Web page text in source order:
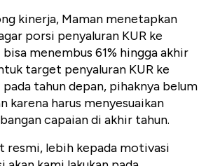
kinerja, Maman menetapkan
porsi penyaluran KUR ke
menembus 61% hingga akhir
target penyaluran KUR ke
tahun depan, pihaknya belum
karena harus menyesuaikan
capaian di akhir tahun.
resmi, lebih kepada motivasi